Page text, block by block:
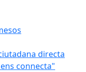
directa
connecta"